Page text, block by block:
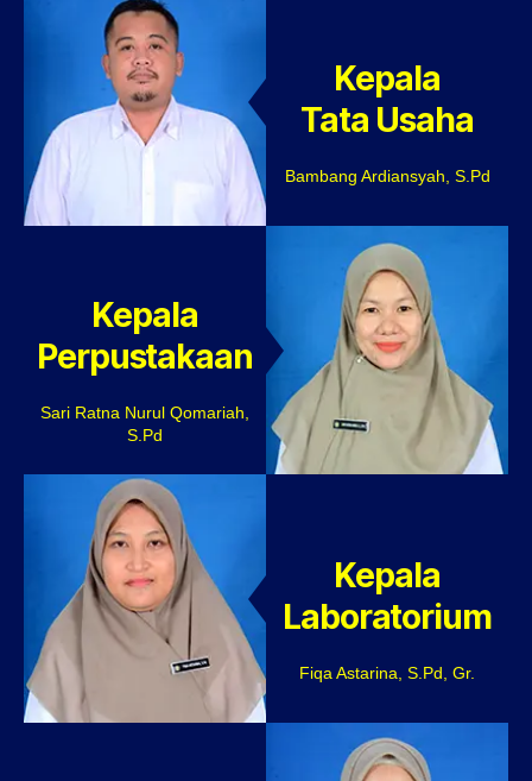
Kepala
Tata Usaha
Bambang Ardiansyah, S.Pd
Kepala
Perpustakaan
Sari Ratna Nurul Qomariah,
S.Pd
Kepala
Laboratorium
Fiqa Astarina, S.Pd, Gr.